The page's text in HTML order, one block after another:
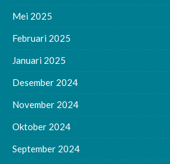
Mei 2025
Februari 2025
Januari 2025
Desember 2024
November 2024
Oktober 2024
September 2024